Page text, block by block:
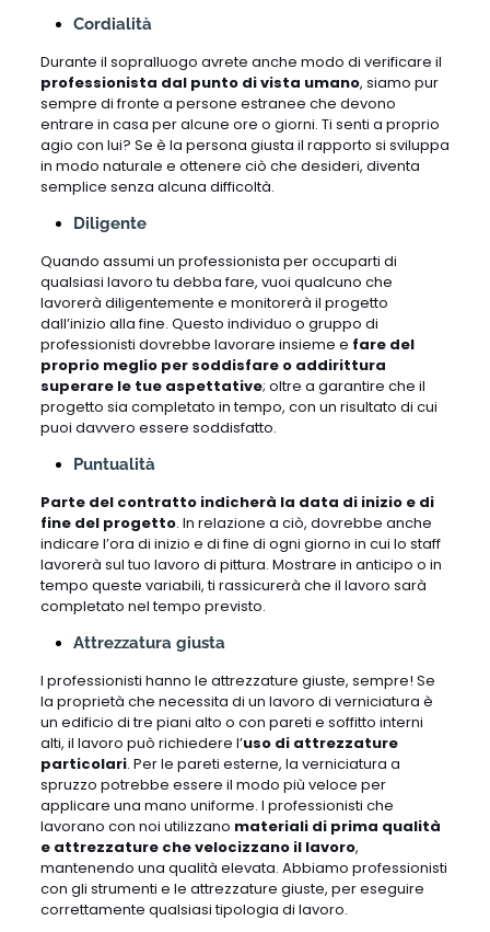
Cordialità
Durante il sopralluogo avrete anche modo di verificare il
professionista dal punto di vista umano, siamo pur
sempre di fronte a persone estranee che devono
entrare in casa per alcune ore o giorni. Ti senti a proprio
agio con lui? Se è la persona giusta il rapporto si sviluppa
in modo naturale e ottenere ciò che desideri, diventa
semplice senza alcuna difficoltà.
Diligente
Quando assumi un professionista per occuparti di
qualsiasi lavoro tu debba fare, vuoi qualcuno che
lavorerà diligentemente e monitorerà il progetto
dall’inizio alla fine. Questo individuo o gruppo di
professionisti dovrebbe lavorare insieme e fare del
proprio meglio per soddisfare o addirittura
superare le tue aspettative; oltre a garantire che il
progetto sia completato in tempo, con un risultato di cui
puoi davvero essere soddisfatto.
Puntualità
Parte del contratto indicherà la data di inizio e di
fine del progetto. In relazione a ciò, dovrebbe anche
indicare l’ora di inizio e di fine di ogni giorno in cui lo staff
lavorerà sul tuo lavoro di pittura. Mostrare in anticipo o in
tempo queste variabili, ti rassicurerà che il lavoro sarà
completato nel tempo previsto.
Attrezzatura giusta
I professionisti hanno le attrezzature giuste, sempre! Se
la proprietà che necessita di un lavoro di verniciatura è
un edificio di tre piani alto o con pareti e soffitto interni
alti, il lavoro può richiedere l’uso di attrezzature
particolari. Per le pareti esterne, la verniciatura a
spruzzo potrebbe essere il modo più veloce per
applicare una mano uniforme. I professionisti che
lavorano con noi utilizzano materiali di prima qualità
e attrezzature che velocizzano il lavoro,
mantenendo una qualità elevata. Abbiamo professionisti
con gli strumenti e le attrezzature giuste, per eseguire
correttamente qualsiasi tipologia di lavoro.